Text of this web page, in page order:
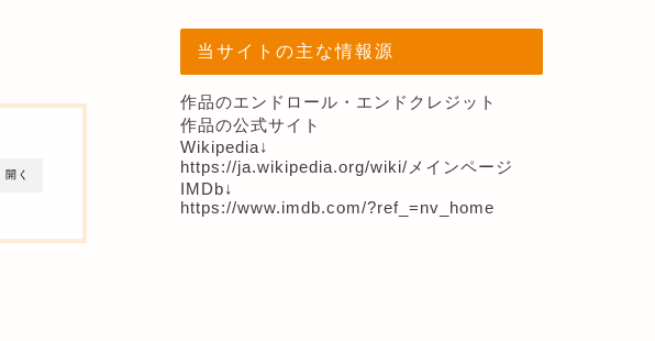
開く
当サイトの主な情報源
作品のエンドロール・エンドクレジット
作品の公式サイト
Wikipedia↓
https://ja.wikipedia.org/wiki/メインページ
IMDb↓
https://www.imdb.com/?ref_=nv_home